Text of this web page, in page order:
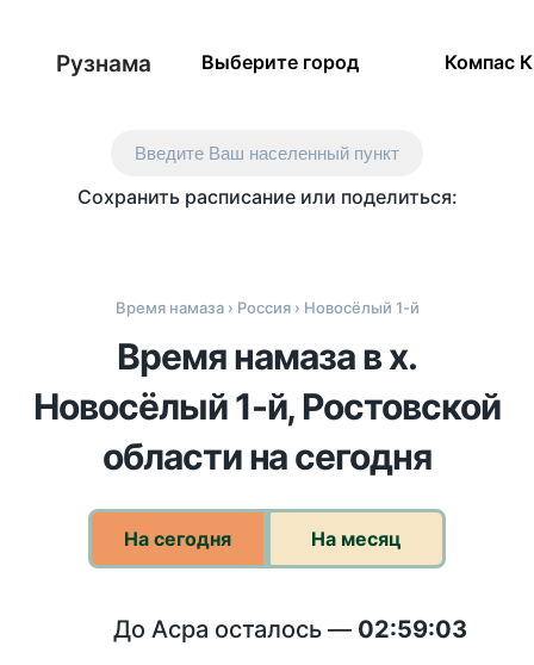
Рузнама Выберите город Компас
Введите Ваш населенный пункт
Сохранить расписание или поделиться:
Время намаза› Россия› Новосёлый 1-й
Время намаза в х.
Новосёлый 1-й, Ростовской
области на сегодня
На сегодня На месяц
До Асра осталось — 02:59:03